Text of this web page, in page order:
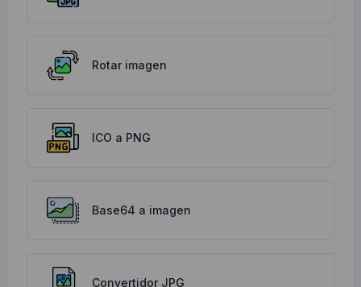
Rotar imagen
ICO a PNG
Base64 a imagen
Convertidor JPG